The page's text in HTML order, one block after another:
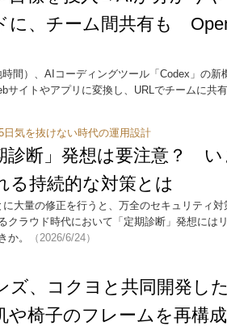
に、チーム間共有も
間）、AIコーディングツール「Codex」の
サイトやアプリに変換し、URLでチームに共
日気を抜けない時代の運用設計
診断」発想は要注意？
る持続的な対策とは
大量の修正を行うと、万全のセキュリティ
クラウド時代において「定期診断」発想には
か。
（2026/6/24）
ズ、コクヨと共同開発し
や椅子のフレームを再構成